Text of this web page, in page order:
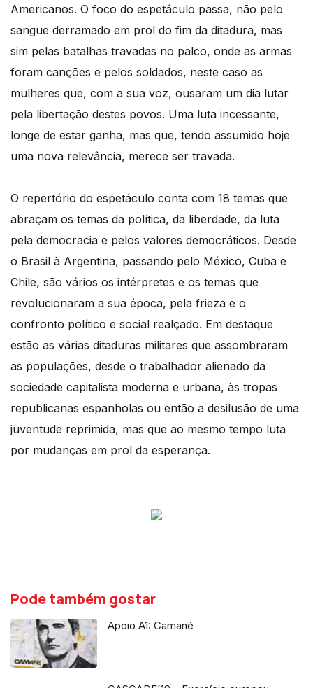
Americanos. O foco do espetáculo passa, não pelo
sangue derramado em prol do fim da ditadura, mas
sim pelas batalhas travadas no palco, onde as armas
foram canções e pelos soldados, neste caso as
mulheres que, com a sua voz, ousaram um dia lutar
pela libertação destes povos. Uma luta incessante,
longe de estar ganha, mas que, tendo assumido hoje
uma nova relevância, merece ser travada.
O repertório do espetáculo conta com 18 temas que
abraçam os temas da política, da liberdade, da luta
pela democracia e pelos valores democráticos. Desde
o Brasil à Argentina, passando pelo México, Cuba e
Chile, são vários os intérpretes e os temas que
revolucionaram a sua época, pela frieza e o
confronto político e social realçado. Em destaque
estão as várias ditaduras militares que assombraram
as populações, desde o trabalhador alienado da
sociedade capitalista moderna e urbana, às tropas
republicanas espanholas ou então a desilusão de uma
juventude reprimida, mas que ao mesmo tempo luta
por mudanças em prol da esperança.
Pode também gostar
Apoio A1: Camané